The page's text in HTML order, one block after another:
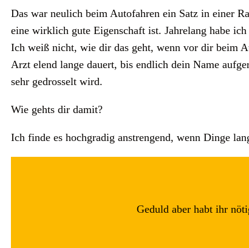
Das war neulich beim Autofahren ein Satz in einer
eine wirklich gute Eigenschaft ist. Jahrelang habe
Ich weiß nicht, wie dir das geht, wenn vor dir beim
Arzt elend lange dauert, bis endlich dein Name
sehr gedrosselt wird.
Wie gehts dir damit?
Ich finde es hochgradig anstrengend, wenn Dinge
Geduld aber habt ihr